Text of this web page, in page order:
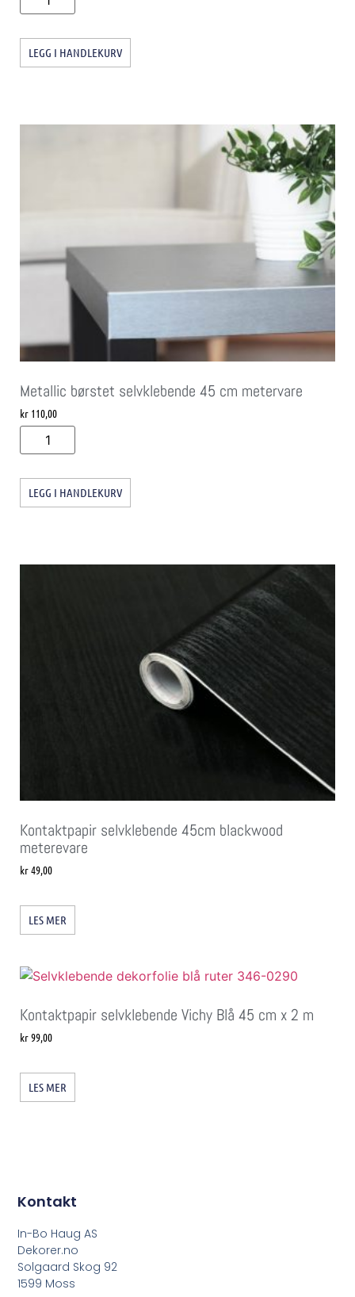
LEGG I HANDLEKURV
Metallic børstet selvklebende 45 cm metervare
kr 110,00
LEGG I HANDLEKURV
Kontaktpapir selvklebende 45cm blackwood
meterevare
kr49,00
LES MER
Kontaktpapir selvklebende Vichy Blå 45 cm x 2 m
kr99,00
LES MER
Kontakt
In-Bo Haug AS
Dekorer.no
Solgaard Skog 92
1599 Moss